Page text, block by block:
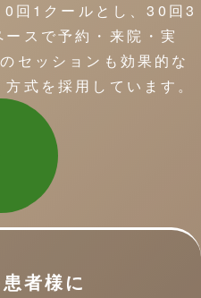
回1クールとし、30回3
スで予約・来院・実
セッションも効果的な
式を採用しています。
者様に